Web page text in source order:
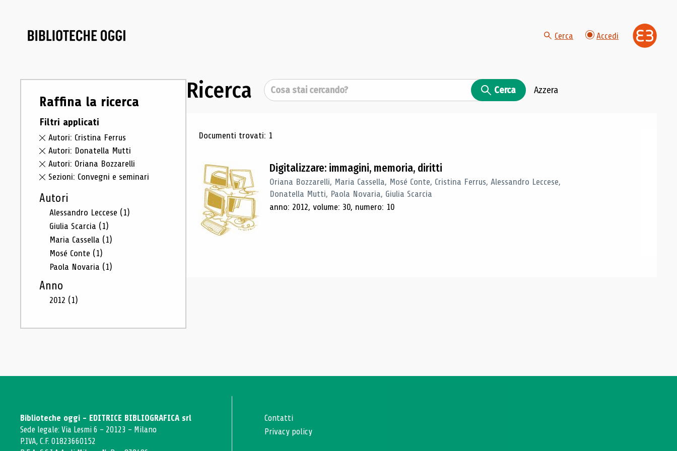
Cerca Accedi
Raffina la ricerca
Filtri applicati
Autori: Cristina Ferrus
Autori: Donatella Mutti
Autori: Oriana Bozzarelli
Sezioni: Convegni e seminari
Autori
Alessandro Leccese (1)
Giulia Scarcia (1)
Maria Cassella (1)
Mosé Conte (1)
Paola Novaria (1)
Anno
2012 (1)
Ricerca Cerca Cerca Azzera
Risultati di ricerca
Documenti trovati: 1
Digitalizzare: immagini, memoria, diritti
Oriana Bozzarelli, Maria Cassella, Mosé Conte, Cristina Ferrus, Alessandro Leccese,
Donatella Mutti, Paola Novaria, Giulia Scarcia
anno: 2012, volume: 30, numero: 10
Biblioteche oggi - EDITRICE BIBLIOGRAFICA srl
Sede legale: Via Lesmi 6 - 20123 - Milano
P.IVA, C.F. 01823660152
Contatti
Privacy policy